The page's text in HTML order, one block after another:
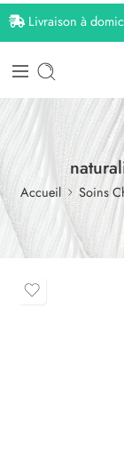
Livraison à
Accueil Soins